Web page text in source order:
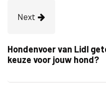
Next
Hondenvoer van Lidl
keuze voor jouw hond?